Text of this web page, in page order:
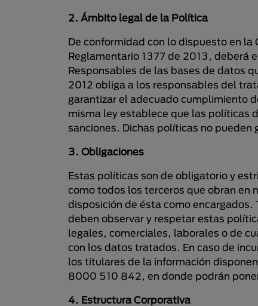
2. Ámbito legal de la Política
De conformidad con lo dispuesto en
Reglamentario 1377 de 2013, deberá
Responsables de las bases de datos
2012 obliga a los responsables del
garantizar el adecuado cumplimiento
misma ley establece que las políticas
sanciones. Dichas políticas no
3. Obligaciones
Estas políticas son de obligatorio y
como todos los terceros que obran en
disposición de ésta como
deben observar y respetar estas
legales, comerciales, laborales o de
con los datos tratados. En caso de
los titulares de la información
8000 510 842, en donde podrán
4. Estructura Corporativa